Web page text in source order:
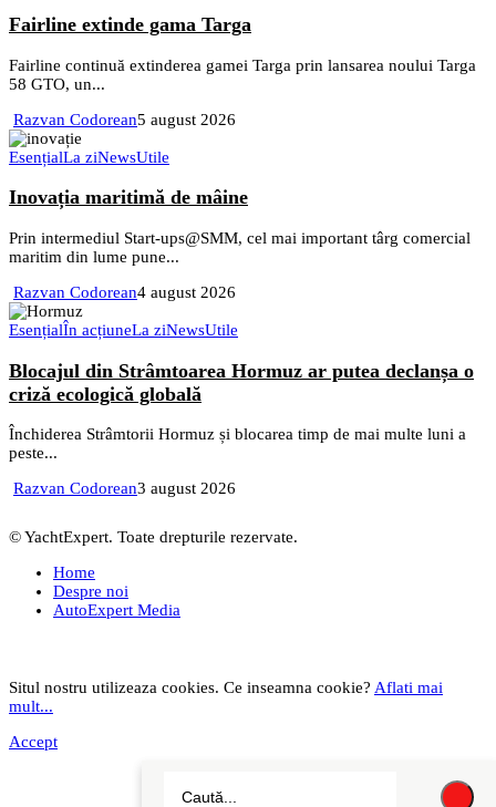
Fairline extinde gama Targa
Fairline continuă extinderea gamei Targa prin lansarea noului Targa
58 GTO, un...
Razvan Codorean5 august 2026
EsențialLa ziNewsUtile
Inovația maritimă de mâine
Prin intermediul Start-ups@SMM, cel mai important târg comercial
maritim din lume pune...
Razvan Codorean4 august 2026
EsențialÎn acțiuneLa ziNewsUtile
Blocajul din Strâmtoarea Hormuz ar putea declanșa o
criză ecologică globală
Închiderea Strâmtorii Hormuz și blocarea timp de mai multe luni a
peste...
Razvan Codorean3 august 2026
© YachtExpert. Toate drepturile rezervate.
Home
Despre noi
AutoExpert Media
Situl nostru utilizeaza cookies. Ce inseamna cookie? Aflati mai
mult...
Accept